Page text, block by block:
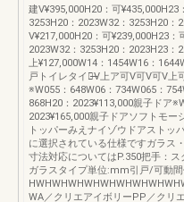
建V¥395,000H20：可¥435,000H23
3253H20：2023W32：3253H20：
V¥217,000H20：可¥239,000H23：
2023W32：3253H20：2023H23：
上¥127,000W14：1454W16：
戸トイレタイプ̶̶V上ア可V可V可V上
※W055：648W06：734W065：
868H20：2023¥113,000親子ドア
2023¥165,000親子ドアソフトモー
トッパーみえナイゾウドアスト
に選択されている仕様ですガラス
寸法対応についてはP.350把手：
ガラスタイプ単位:mm引戸/可動
WA／クリエアイボリーPP／クリ